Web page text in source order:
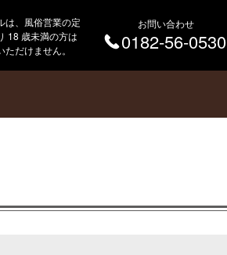
は、風俗営業の定
18 歳未満の方は
ただけません。
お問い合わせ
0182-56-0530